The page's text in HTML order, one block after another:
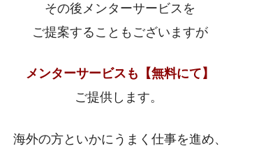
その後メンターサービスを
ご提案することもございますが
メンターサービスも【無料にて】
ご提供します。
海外の方といかにうまく仕事を進め、